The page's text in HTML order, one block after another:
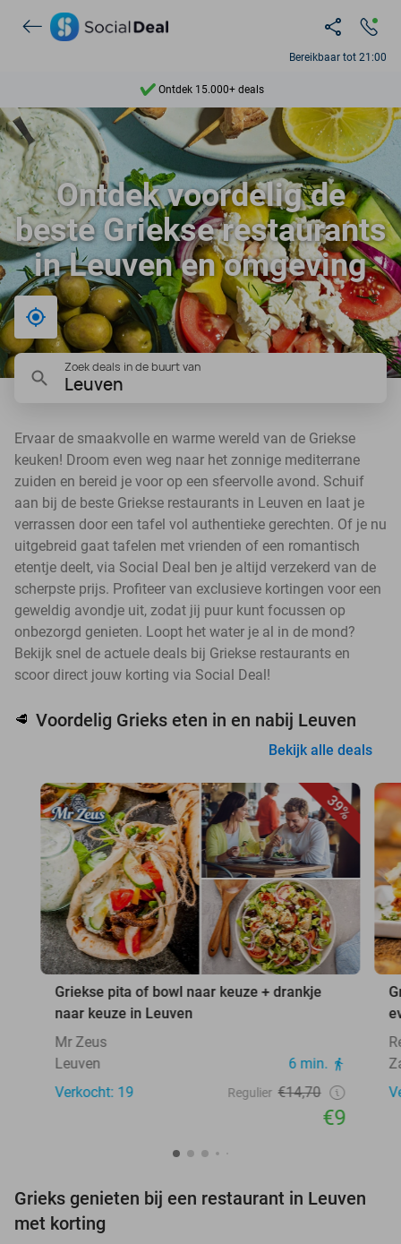
Bereikbaar tot 21:00
Ontdek 15.000+ deals
7 dagen per week beschikbaar
10+ miljoen leden
9,4
Ontdek 15.000+ deals
Ontdek voordelig de
beste Griekse restaurants
in Leuven en omgeving
Bij mij in de buurt
Zoek deals in de buurt van
Leuven
Ervaar de smaakvolle en warme wereld van de Griekse
keuken! Droom even weg naar het zonnige mediterrane
zuiden en bereid je voor op een sfeervolle avond. Schuif
aan bij de beste Griekse restaurants in Leuven en laat je
verrassen door een tafel vol authentieke gerechten. Of je nu
uitgebreid gaat tafelen met vrienden of een romantisch
etentje deelt, via Social Deal ben je altijd verzekerd van de
scherpste prijs. Profiteer van exclusieve kortingen voor een
geweldig avondje uit, zodat jij puur kunt focussen op
onbezorgd genieten. Loopt het water je al in de mond?
Bekijk snel de actuele deals bij Griekse restaurants en
scoor direct jouw korting via Social Deal!
🥩 Voordelig Grieks eten in en nabij Leuven
Bekijk alle deals
39%
Griekse pita of bowl naar keuze + drankje
naar keuze in Leuven
Mr Zeus
Leuven
6 min.
Verkocht: 19
Regulier €14,70
€9
Grieks genieten bij een restaurant in Leuven
met korting